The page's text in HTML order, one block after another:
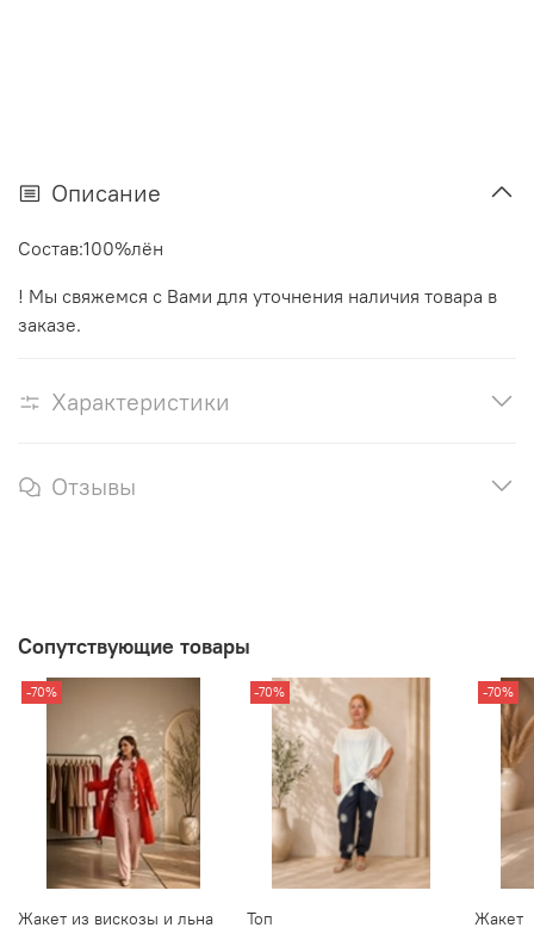
Описание
Состав:100%лён
! Мы свяжемся с Вами для уточнения наличия товара в
заказе.
Характеристики
Отзывы
Сопутствующие товары
-70%
Жакет из вискозы и льна
-70%
Топ
-70%
Жакет